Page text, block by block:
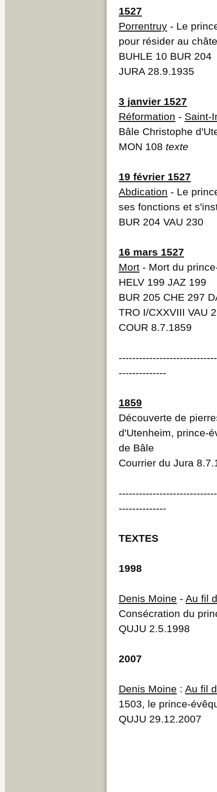
1527
Porrentruy - Le
pour résider au
BUHLE 10 BUR 204
JURA 28.9.1935
3 janvier 1527
Réformation - Saint-
Bâle Christophe
MON 108 texte
19 février 1527
Abdication - Le
ses fonctions et
BUR 204 VAU 230
16 mars 1527
Mort - Mort du
HELV 199 JAZ 199
BUR 205 CHE 297
TRO I/CXXVIII VAU
COUR 8.7.1859
--------------
1859
Découverte de
d'Utenheim, prince-
de Bâle
Courrier du Jura
--------------
TEXTES
1998
Denis Moine - Au fil
Consécration du
QUJU 2.5.1998
2007
Denis Moine : Au fil
1503, le prince-
QUJU 29.12.2007